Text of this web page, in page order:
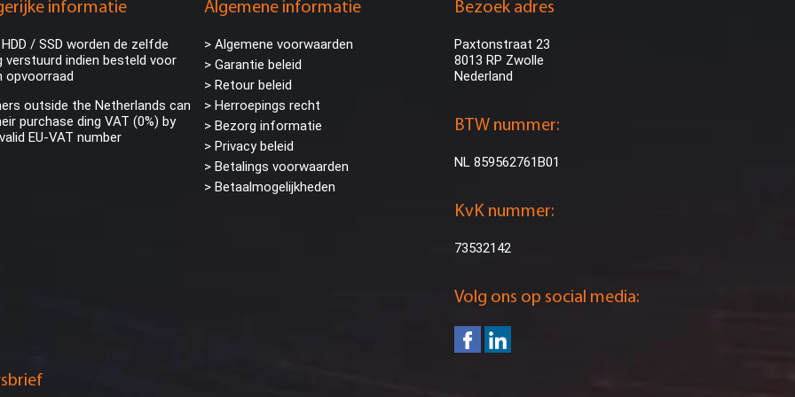
informatie
/ SSD worden de zelfde
verstuurd indien besteld voor
opvoorraad
outside the Netherlands can
purchase ding VAT (0%) by
EU-VAT number
Algemene informatie
> Algemene voorwaarden
> Garantie beleid
> Retour beleid
> Herroepings recht
> Bezorg informatie
> Privacy beleid
> Betalings voorwaarden
> Betaalmogelijkheden
Bezoek adres
Paxtonstraat 23
8013 RP Zwolle
Nederland
BTW nummer:
NL 859562761B01
KvK nummer:
73532142
Volg ons op social media: